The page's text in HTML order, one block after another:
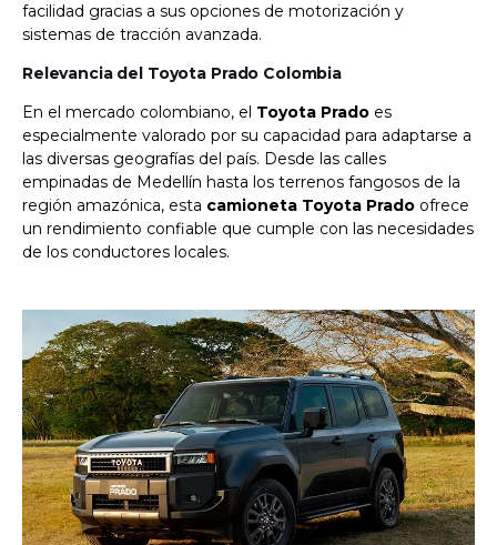
facilidad gracias a sus opciones de motorización y
sistemas de tracción avanzada.
Relevancia del Toyota Prado Colombia
En el mercado colombiano, el Toyota Prado es
especialmente valorado por su capacidad para adaptarse a
las diversas geografías del país. Desde las calles
empinadas de Medellín hasta los terrenos fangosos de la
región amazónica, esta camioneta Toyota Prado ofrece
un rendimiento confiable que cumple con las necesidades
de los conductores locales.